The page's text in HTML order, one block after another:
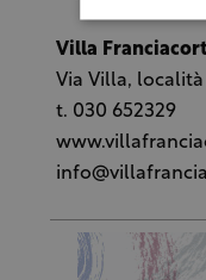
Villa
Via Villa,
t. 030 652329